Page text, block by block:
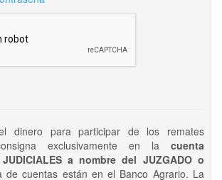
dinero para participar de los remates
exclusivamente en la cuenta
JUDICIALES a nombre del JUZGADO o
de cuentas están en el Banco Agrario. La